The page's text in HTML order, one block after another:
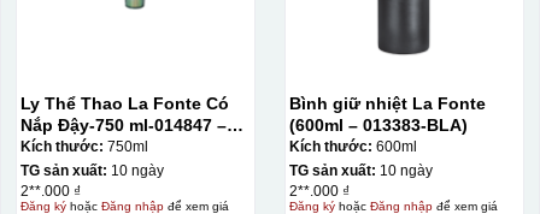
Ly Thể Thao La Fonte Có
Nắp Đậy-750 ml-014847 –
GRA
Kích thước: 750ml
TG sản xuất: 10 ngày
2**.000 ₫
Đăng kýhoặc Đăng nhậpđể xem giá
Bình giữ nhiệt La Fonte
(600ml – 013383-BLA)
Kích thước: 600ml
TG sản xuất: 10 ngày
2**.000 ₫
Đăng kýhoặc Đăng nhậpđể xem giá